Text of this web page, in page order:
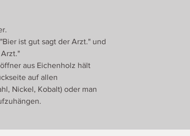
ist gut sagt der Arzt." und
aus Eichenholz hält
auf allen
Nickel, Kobalt) oder man